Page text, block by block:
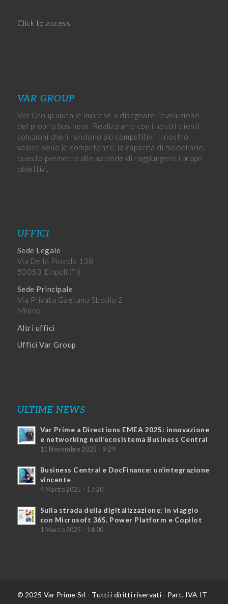
Click to access
VAR GROUP
Var Group aiuta le imprese a disegnare l’evoluzione
del proprio business. Realizziamo con i nostri clienti
soluzioni che li rendono più competitivi. Il nostro
valore sono le competenze, la capacità di modellarle,
questo permette alle aziende di raggiungere i propri
obiettivi.
UFFICI
Sede Legale
Via Della Piovola 138
50053, Empoli (FI)
Sede Principale
Via Privata Gaetano Sbodio 2
Milano
Altri uffici
Uffici Var Group
ULTIME NEWS
Var Prime a Directions EMEA 2025: innovazione
e networking nell’ecosistema Business Central
11 Novembre 2025 - 9:29
Business Central e DocFinance: un’integrazione
vincente
4 Marzo 2025 - 17:20
Sulla strada della digitalizzazione: in viaggio
con Microsoft 365, Power Platform e Copilot
1 Marzo 2025 - 14:00
© 2025 Var Prime Srl - Tutti i diritti riservati - Part. IVA IT